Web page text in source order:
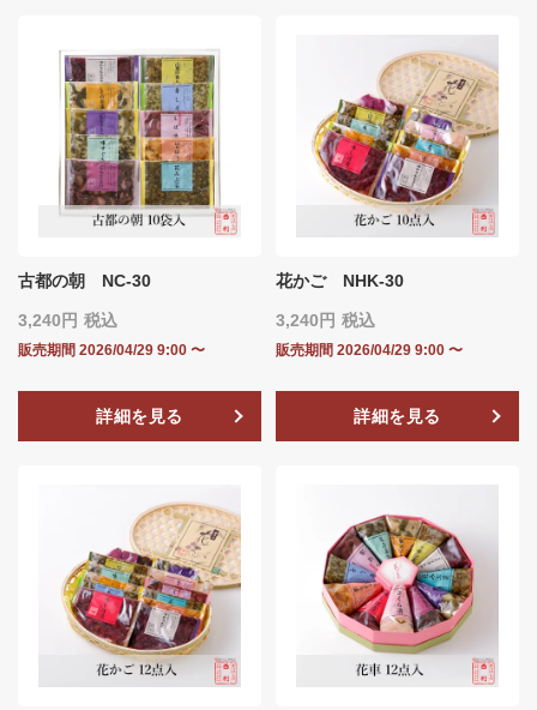
古都の朝 NC-30
3,240 税込
販売期間 2026/04/29 9:00 〜
詳細を見る
花かご NHK-30
3,240 税込
販売期間 2026/04/29 9:00 〜
詳細を見る